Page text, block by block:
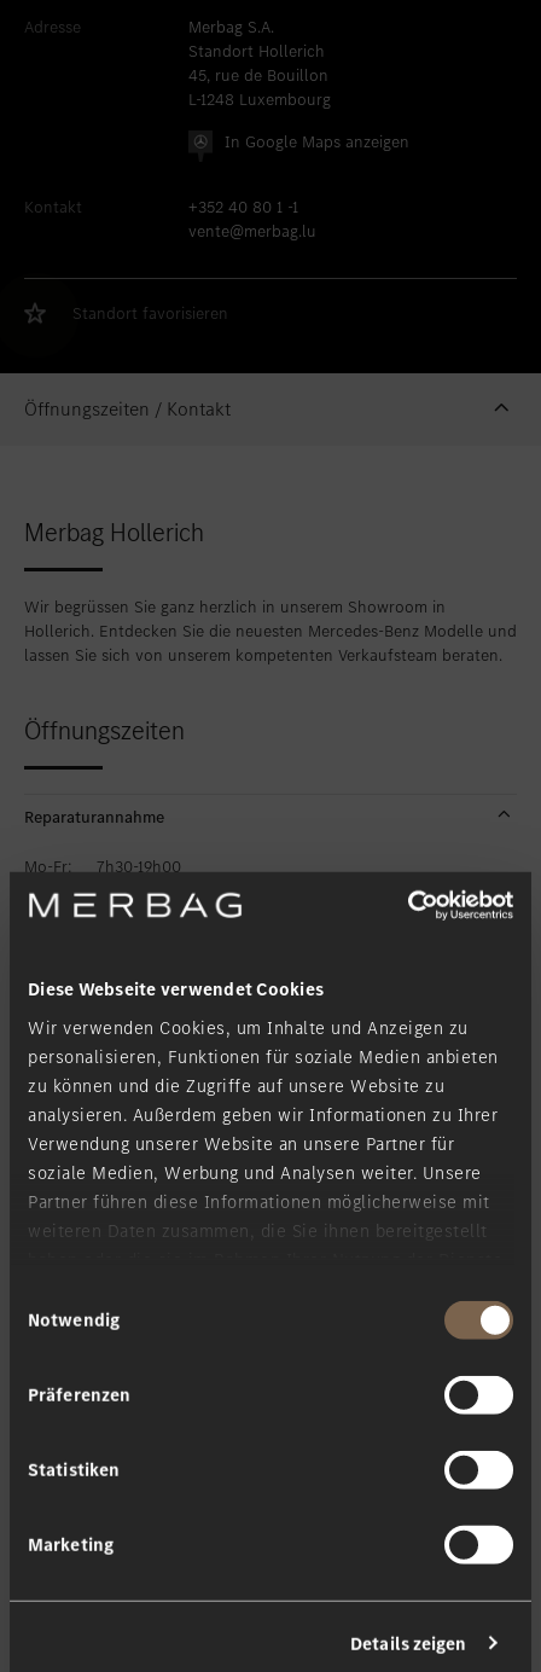
Diese Webseite verwendet Cookies
Wir verwenden Cookies, um Inhalte und Anzeigen zu
personalisieren, Funktionen für soziale Medien anbieten
zu können und die Zugriffe auf unsere Website zu
analysieren. Außerdem geben wir Informationen zu Ihrer
Verwendung unserer Website an unsere Partner für
soziale Medien, Werbung und Analysen weiter. Unsere
Partner führen diese Informationen möglicherweise mit
weiteren Daten zusammen, die Sie ihnen bereitgestellt
Notwendig
Präferenzen
Statistiken
Marketing
Details zeigen
Standort favorisieren
Diekirch Used Car Center
Standort favorisieren
GRIDX Pop-Up Store
Adresse
Merbag S.A.
Standort Hollerich
45, rue de Bouillon
L-1248 Luxembourg
In Google Maps anzeigen
Kontakt
+352 40 80 1 -1
vente@merbag.lu
Standort favorisieren
Öffnungszeiten / Kontakt
Merbag Hollerich
Wir begrüssen Sie ganz herzlich in unserem Showroom in
Hollerich. Entdecken Sie die neuesten Mercedes-Benz Modelle und
lassen Sie sich von unserem kompetenten Verkaufsteam beraten.
Öffnungszeiten
Reparaturannahme
Mo-Fr: 7h30-19h00
Teileverkauf/Lager
Kontakt
Verkauf:
(+352) 40 80 1 -1
vente@merbag.lu
Service:
(+352) 40 80 1 -220
hol.service@merbag.lu